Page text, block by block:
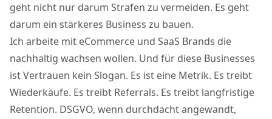
geht nicht nur darum Strafen zu vermeiden. Es geht
darum ein stärkeres Business zu bauen.
Ich arbeite mit eCommerce und SaaS Brands die
nachhaltig wachsen wollen. Und für diese Businesses
ist Vertrauen kein Slogan. Es ist eine Metrik. Es treibt
Wiederkäufe. Es treibt Referrals. Es treibt langfristige
Retention. DSGVO, wenn durchdacht angewandt,